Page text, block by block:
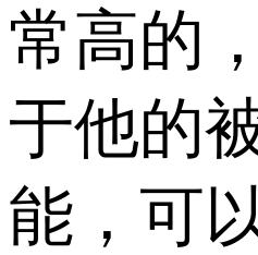
常高的
于他的
能，可